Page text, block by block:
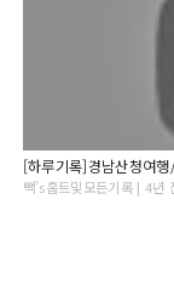
빽’s홈트및모든기록 | 4년